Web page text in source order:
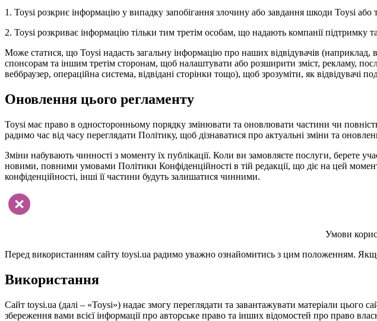
1. Toysi розкриє інформацію у випадку запобігання злочину або завдання шкоди Toysi або
2. Toysi розкриває інформацію тільки тим третім особам, що надають компанії
Може статися, що Toysi надасть загальну інформацію про наших відвідувачів (наприклад,
спонсорам та іншим третім сторонам, щоб налаштувати або розширити зміст, рекламу,
веббраузер, операційна система, відвідані сторінки тощо), щоб зрозуміти, як
Оновлення цього регламенту
Toysi має право в односторонньому порядку змінювати та оновлювати частини чи
радимо час від часу переглядати Політику, щоб дізнаватися про актуальні зміни та
Зміни набувають чинності з моменту їх публікації. Коли ви замовляєте послуги, берете
новими, повними умовами Політики Конфіденційності в тій редакції, що діє на цей
конфіденційності, інші її частини будуть залишатися чинними.
Умови
Перед використанням сайту toysi.ua радимо уважно ознайомитись з цим положенням.
Використання
Сайт toysi.ua (далі – «Toysi») надає змогу переглядати та завантажувати матеріали цього
збереження вами всієї інформації про авторське право та інших відомостей про право